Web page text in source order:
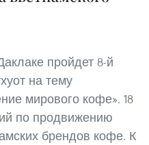
пройдет 8-й
на тему
мирового кофе». 18
по продвижению
брендов кофе. К